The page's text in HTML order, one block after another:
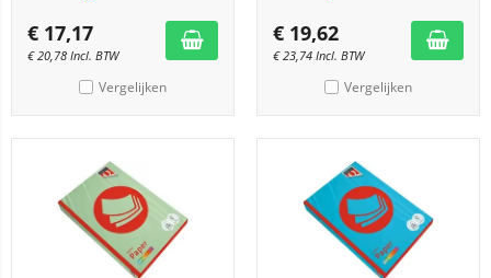
€ 17,17
€20,78 Incl. BTW
Vergelijken
€ 19,62
€23,74 Incl. BTW
Vergelijken